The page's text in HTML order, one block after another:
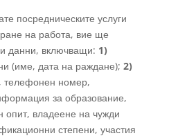
посредническите услуги
на работа, вие ще
данни, включващи: 1)
(име, дата на раждане); 2)
телефонен номер,
за образование,
владеене на чужди
степени, участия